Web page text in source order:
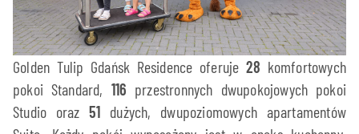
Golden Tulip Gdańsk Residence oferuje 28 komfortowych
pokoi Standard, 116 przestronnych dwupokojowych pokoi
Studio oraz51 dużych, dwupoziomowych apartamentów